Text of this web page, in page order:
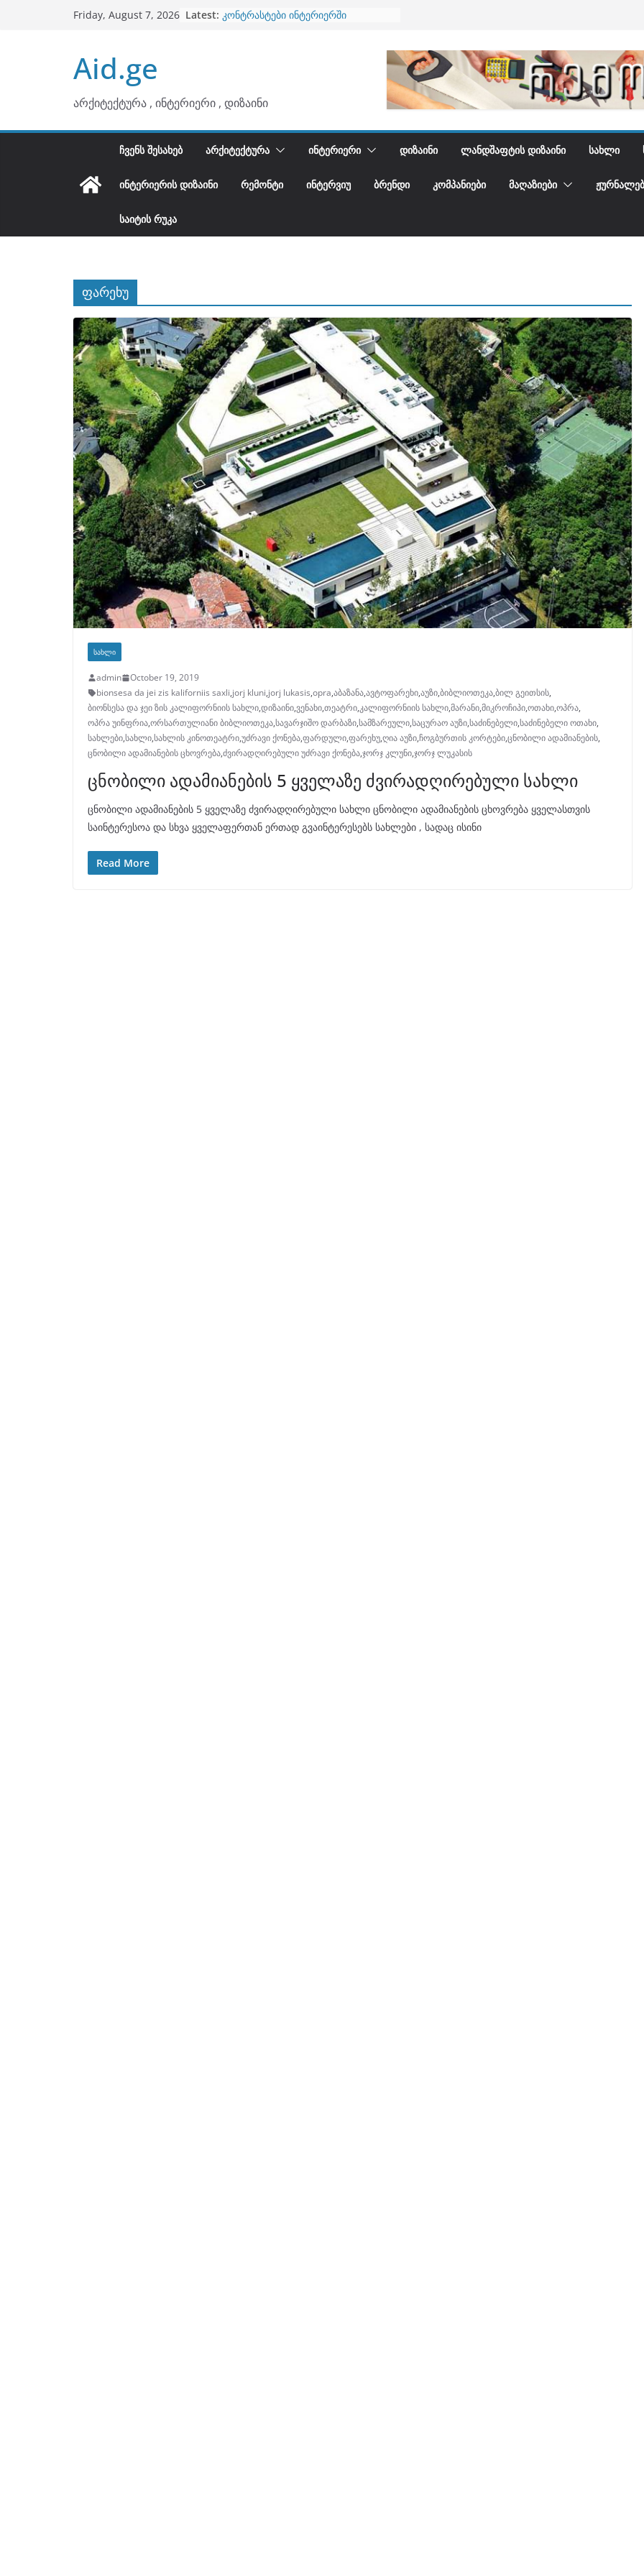
Friday, August 7, 2026 Latest: კონტრასტები ინტერიერში
Aid.ge
არქიტექტურა , ინტერიერი , დიზაინი
ᲩᲕᲔᲜᲡ ᲨᲔᲡᲐᲮᲔᲑ ᲐᲠᲥᲘᲢᲔᲥᲢᲣᲠᲐ ᲘᲜᲢᲔᲠᲘᲔᲠᲘ ᲓᲘᲖᲐᲘᲜᲘ ᲚᲐᲜᲓᲨᲐᲤᲢᲘᲡ ᲓᲘᲖᲐᲘᲜᲘ ᲡᲐᲮᲚᲘ
ᲘᲜᲢᲔᲠᲘᲔᲠᲘᲡ ᲓᲘᲖᲐᲘᲜᲘ ᲠᲔᲛᲝᲜᲢᲘ ᲘᲜᲢᲔᲠᲕᲘᲣ ᲑᲠᲔᲜᲓᲘ ᲙᲝᲛᲞᲐᲜᲘᲔᲑᲘ ᲛᲐᲦᲐᲖᲘᲔᲑᲘ
ᲡᲐᲘᲢᲘᲡ ᲠᲣᲙᲐ
ფარეხუ
ᲡᲐᲮᲚᲘ
admin
October 19, 2019
bionsesa da jei zis kaliforniis saxli,jorj kluni,jorj lukasis,opra,აბაზანა,ავტოფარეხი,აუზი,ბიბლიოთეკა,ბილ გეითსის,
ბიონსესა და ჯეი ზის კალიფორნიის სახლი,დიზაინი,ვენახი,თეატრი,კალიფორნიის სახლი,მარანი,მიკროჩიპი,ოთახი,ოპრა,
ოპრა უინფრია,ორსართულიანი ბიბლიოთეკა,სავარჯიშო დარბაზი,სამზარეული,საცურაო აუზი,საძინებელი,საძინებელი ოთახი,
სახლები,სახლი,სახლის კინოთეატრი,უძრავი ქონება,ფარდული,ფარეხუ,ღია აუზი,ჩოგბურთის კორტები,ცნობილი ადამიანების,
ცნობილი ადამიანების ცხოვრება,ძვირადღირებული უძრავი ქონება,ჯორჯ კლუნი,ჯორჯ ლუკასის
ცნობილი ადამიანების 5 ყველაზე ძვირადღირებული სახლი
ცნობილი ადამიანების 5 ყველაზე ძვირადღირებული სახლი ცნობილი ადამიანების ცხოვრება ყველასთვის
საინტერესოა და სხვა ყველაფერთან ერთად გვაინტერესებს სახლები , სადაც ისინი
Read More